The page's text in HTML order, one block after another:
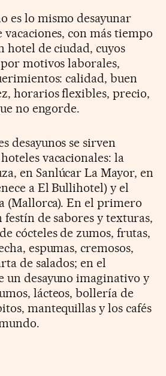
es lo mismo desayunar
vacaciones, con más tiempo
hotel de ciudad, cuyos
motivos laborales,
calidad, buen
horarios flexibles, precio,
no engorde.
desayunos se sirven
vacacionales: la
en Sanlúcar La Mayor, en
a El Bullihotel) y el
(Mallorca). En el primero
festín de sabores y texturas,
cócteles de zumos, frutas,
espumas, cremosos,
de salados; en el
un desayuno imaginativo y
lácteos, bollería de
mantequillas y los cafés